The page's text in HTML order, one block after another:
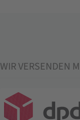
WIR VERSENDEN